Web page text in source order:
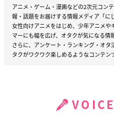
アニメ・ゲーム・漫画などの2次元コン
報・話題をお届けする情報メディア「に
女性向けアニメをはじめ、少年アニメ
マーにも幅を広げ、オタクが気になる情
さらに、アンケート・ランキング・オ
タクがワクワク楽しめるようなコンテン